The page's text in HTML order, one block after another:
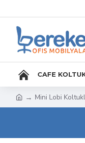
CAFE
Mini Lobi